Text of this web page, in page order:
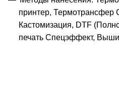
принтер, Термотрансфер
Кастомизация, DTF
печать Спецэффект,